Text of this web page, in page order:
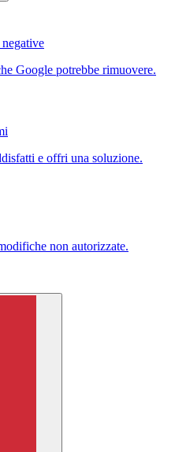
Google potrebbe rimuovere.
e offri una soluzione.
non autorizzate.